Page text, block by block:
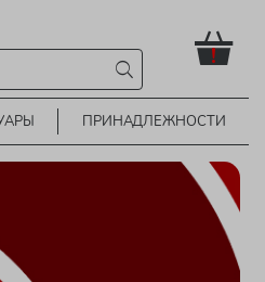
!
ПРИНАДЛЕЖНОСТИ